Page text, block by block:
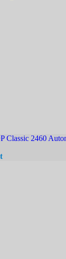
Classic 2460